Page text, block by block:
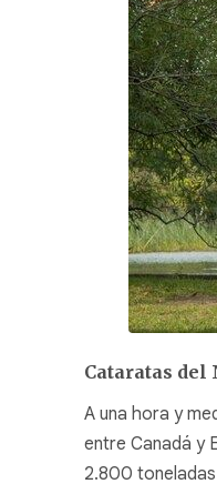
Cataratas del
A una hora y
entre Canadá y
2.800